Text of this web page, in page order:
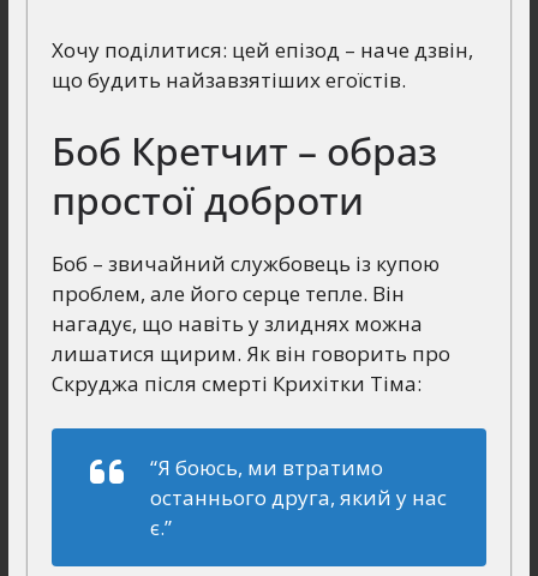
Хочу поділитися: цей епізод – наче дзвін,
що будить найзавзятіших егоїстів.
Боб Кретчит – образ
простої доброти
Боб – звичайний службовець із купою
проблем, але його серце тепле. Він
нагадує, що навіть у злиднях можна
лишатися щирим. Як він говорить про
Скруджа після смерті Крихітки Тіма:
“Я боюсь, ми втратимо
останнього друга, який у нас
є.”